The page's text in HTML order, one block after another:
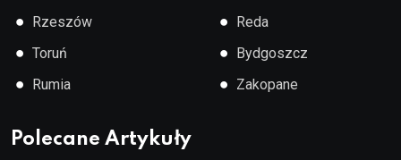
● Rzeszów
● Toruń
● Rumia
● Reda
● Bydgoszcz
● Zakopane
Polecane Artykuły